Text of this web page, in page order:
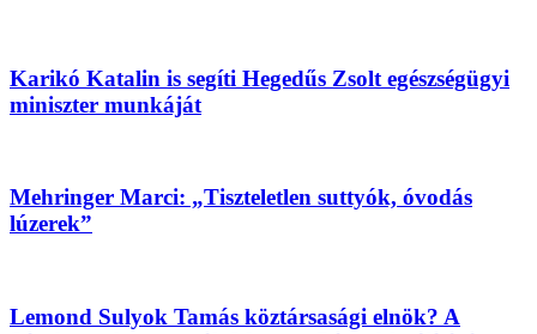
Karikó Katalin is segíti Hegedűs Zsolt egészségügyi
miniszter munkáját
Mehringer Marci: „Tiszteletlen suttyók, óvodás
lúzerek”
Lemond Sulyok Tamás köztársasági elnök? A